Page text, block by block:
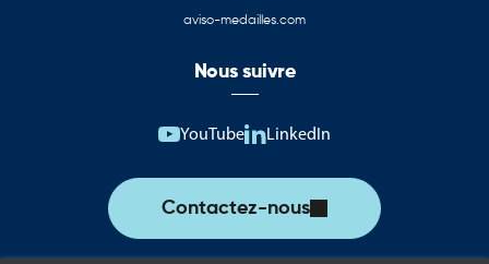
une représentation officielle lors des événements institutionnels,
Pavillons pour mât destinés à l’affichage extérieur permanent ou
aviso-medailles.com
Nous suivre
YouTube LinkedIn
Contactez-nous